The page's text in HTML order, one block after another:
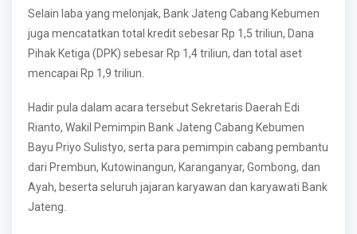
Selain laba yang melonjak, Bank Jateng Cabang Kebumen
juga mencatatkan total kredit sebesar Rp 1,5 triliun, Dana
Pihak Ketiga (DPK) sebesar Rp 1,4 triliun, dan total aset
mencapai Rp 1,9 triliun.
Hadir pula dalam acara tersebut Sekretaris Daerah Edi
Rianto, Wakil Pemimpin Bank Jateng Cabang Kebumen
Bayu Priyo Sulistyo, serta para pemimpin cabang pembantu
dari Prembun, Kutowinangun, Karanganyar, Gombong, dan
Ayah, beserta seluruh jajaran karyawan dan karyawati Bank
Jateng.